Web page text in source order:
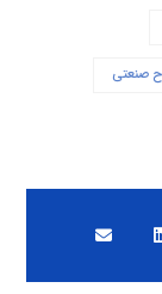
صنعتی